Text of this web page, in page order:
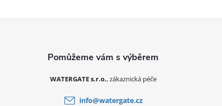
WATERGATE s.r.o.
info@watergate.cz